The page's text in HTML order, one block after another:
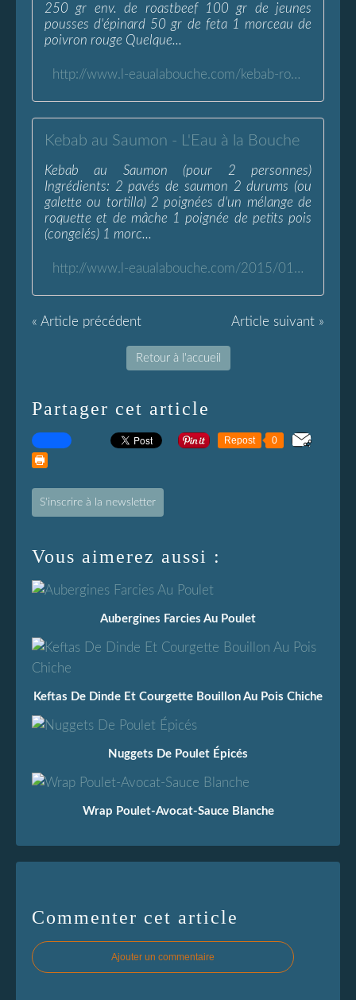
250 gr env. de roastbeef 100 gr de jeunes
pousses d'épinard 50 gr de feta 1 morceau de
poivron rouge Quelque...
http://www.l-eaualabouche.com/kebab-roastbeef.htlm
Kebab au Saumon - L'Eau à la Bouche
Kebab au Saumon (pour 2 personnes)
Ingrédients: 2 pavés de saumon 2 durums (ou
galette ou tortilla) 2 poignées d'un mélange de
roquette et de mâche 1 poignée de petits pois
(congelés) 1 morc...
http://www.l-eaualabouche.com/2015/01/kebab-au-saumon.html
« Article précédent Article suivant »
Retour à l'accueil
Partager cet article
Repost 0
S'inscrire à la newsletter
Vous aimerez aussi :
Aubergines Farcies Au Poulet
Keftas De Dinde Et Courgette Bouillon Au Pois Chiche
Nuggets De Poulet Épicés
Wrap Poulet-Avocat-Sauce Blanche
Commenter cet article
Ajouter un commentaire